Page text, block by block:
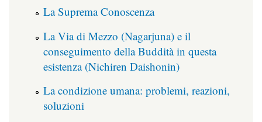
La Suprema Conoscenza
La Via di Mezzo (Nagarjuna) e il
conseguimento della Buddità in questa
esistenza (Nichiren Daishonin)
La condizione umana: problemi, reazioni,
soluzioni